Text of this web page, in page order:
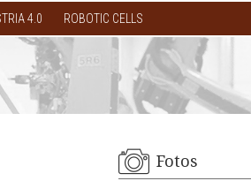
4.0 ROBOTIC CELLS
Fotos